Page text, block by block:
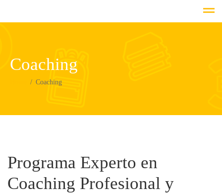
Coaching
Coaching
Programa Experto en
Coaching Profesional y